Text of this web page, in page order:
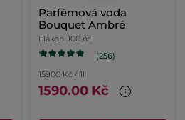
Parfémová voda
Bouquet Ambré
Flakon 100 ml
(256)
15900 Kč / 1l
1590.00 Kč